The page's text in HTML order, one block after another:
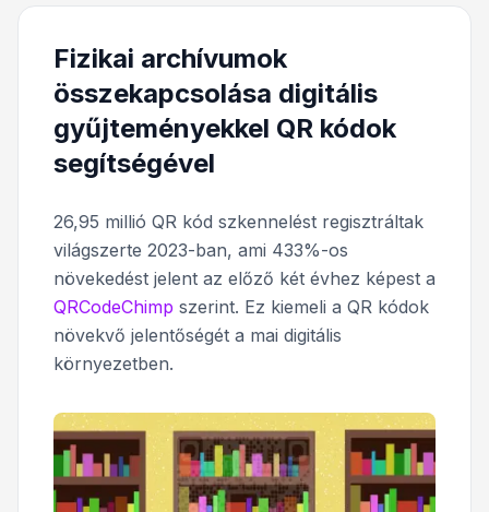
Fizikai archívumok
összekapcsolása digitális
gyűjteményekkel QR kódok
segítségével
26,95 millió QR kód szkennelést regisztráltak
világszerte 2023-ban, ami 433%-os
növekedést jelent az előző két évhez képest a
QRCodeChimp szerint. Ez kiemeli a QR kódok
növekvő jelentőségét a mai digitális
környezetben.